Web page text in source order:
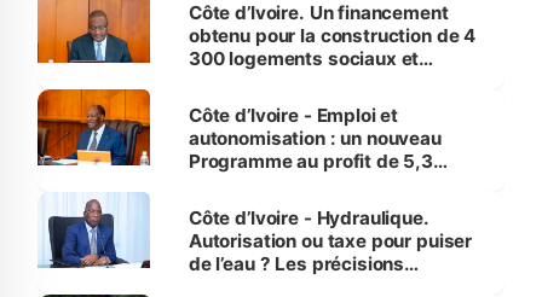
Côte d’Ivoire. Un financement
obtenu pour la construction de 4
300 logements sociaux et
et Yamoussoukro
Côte d’Ivoire - Emploi et
autonomisation : un nouveau
Programme au profit de 5,3
Côte d’Ivoire - Hydraulique.
Autorisation ou taxe pour puiser
de l’eau ? Les précisions